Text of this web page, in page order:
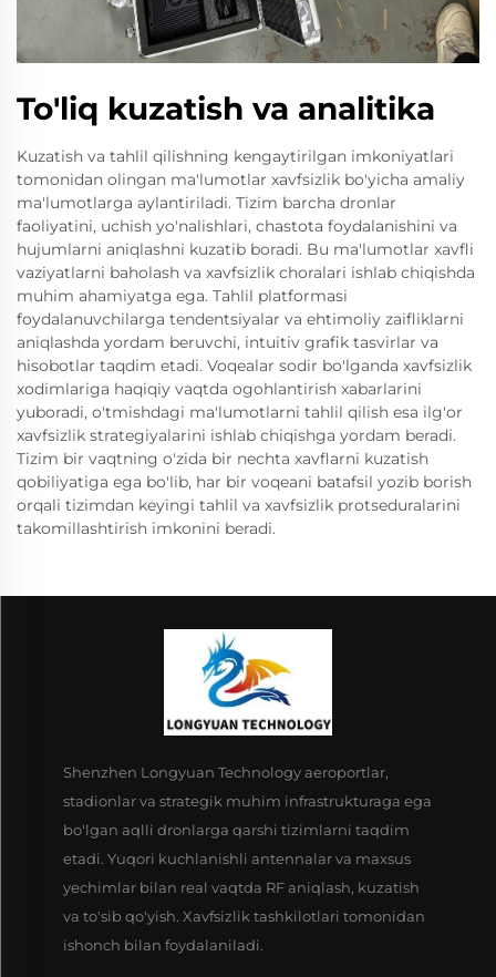
To'liq kuzatish va analitika
Kuzatish va tahlil qilishning kengaytirilgan imkoniyatlari
tomonidan olingan ma'lumotlar xavfsizlik bo'yicha amaliy
ma'lumotlarga aylantiriladi. Tizim barcha dronlar
faoliyatini, uchish yo'nalishlari, chastota foydalanishini va
hujumlarni aniqlashni kuzatib boradi. Bu ma'lumotlar xavfli
vaziyatlarni baholash va xavfsizlik choralari ishlab chiqishda
muhim ahamiyatga ega. Tahlil platformasi
foydalanuvchilarga tendentsiyalar va ehtimoliy zaifliklarni
aniqlashda yordam beruvchi, intuitiv grafik tasvirlar va
hisobotlar taqdim etadi. Voqealar sodir bo'lganda xavfsizlik
xodimlariga haqiqiy vaqtda ogohlantirish xabarlarini
yuboradi, o'tmishdagi ma'lumotlarni tahlil qilish esa ilg'or
xavfsizlik strategiyalarini ishlab chiqishga yordam beradi.
Tizim bir vaqtning o'zida bir nechta xavflarni kuzatish
qobiliyatiga ega bo'lib, har bir voqeani batafsil yozib borish
orqali tizimdan keyingi tahlil va xavfsizlik protseduralarini
takomillashtirish imkonini beradi.
Shenzhen Longyuan Technology aeroportlar,
stadionlar va strategik muhim infrastrukturaga ega
bo'lgan aqlli dronlarga qarshi tizimlarni taqdim
etadi. Yuqori kuchlanishli antennalar va maxsus
yechimlar bilan real vaqtda RF aniqlash, kuzatish
va to'sib qo'yish. Xavfsizlik tashkilotlari tomonidan
ishonch bilan foydalaniladi.